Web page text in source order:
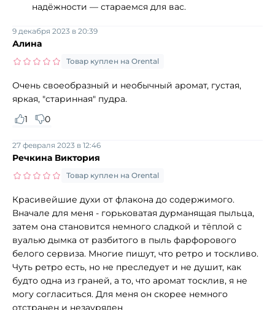
надёжности — стараемся для вас.
Алина
9 декабря 2023 в 20:39
Товар куплен на Orental
Очень своеобразный и необычный аромат, густая,
яркая, "старинная" пудра.
1
0
Речкина Виктория
27 февраля 2023 в 12:46
Товар куплен на Orental
Красивейшие духи от флакона до содержимого.
Вначале для меня - горьковатая дурманящая пыльца,
затем она становится немного сладкой и тёплой с
вуалью дымка от разбитого в пыль фарфорового
белого сервиза. Многие пишут, что ретро и тоскливо.
Чуть ретро есть, но не преследует и не душит, как
будто одна из граней, а то, что аромат тосклив, я не
могу согласиться. Для меня он скорее немного
отстранен и незауряден